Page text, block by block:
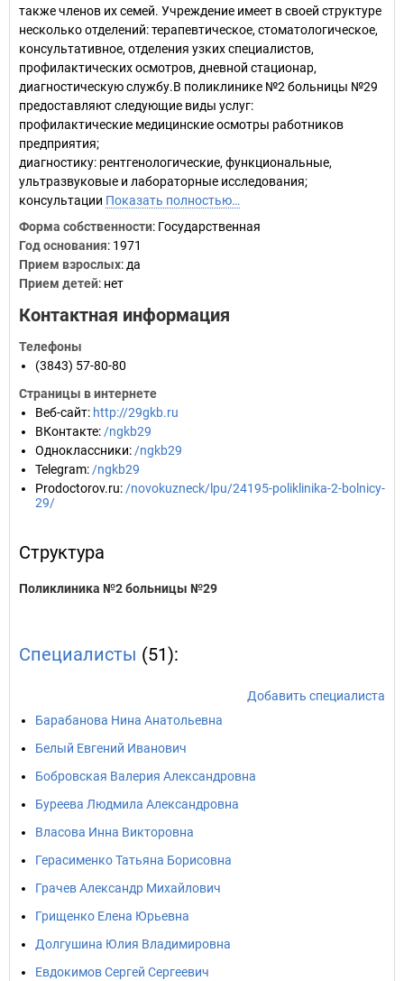
также членов их семей. Учреждение имеет в своей структуре
несколько отделений: терапевтическое, стоматологическое,
консультативное, отделения узких специалистов,
профилактических осмотров, дневной стационар,
диагностическую службу.В поликлинике №2 больницы №29
предоставляют следующие виды услуг:
профилактические медицинские осмотры работников
предприятия;
диагностику: рентгенологические, функциональные,
ультразвуковые и лабораторные исследования;
консультации Показать полностью…
Форма собственности: Государственная
Год основания: 1971
Прием взрослых: да
Прием детей: нет
Контактная информация
Телефоны
(3843) 57-80-80
Страницы в интернете
Веб-сайт: http://29gkb.ru
ВКонтакте: /ngkb29
Одноклассники: /ngkb29
Telegram: /ngkb29
Prodoctorov.ru: /novokuzneck/lpu/24195-poliklinika-2-bolnicy-
29/
Структура
Поликлиника №2 больницы №29
Специалисты (51):
Добавить специалиста
Барабанова Нина Анатольевна
Белый Евгений Иванович
Бобровская Валерия Александровна
Буреева Людмила Александровна
Власова Инна Викторовна
Герасименко Татьяна Борисовна
Грачев Александр Михайлович
Грищенко Елена Юрьевна
Долгушина Юлия Владимировна
Евдокимов Сергей Сергеевич